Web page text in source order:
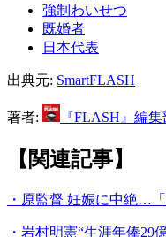
強制わいせつ
既婚者
日本代表
出典元: SmartFLASH
著者: 『FLASH』編集
【関連記事】
・原監督 妊娠に中絶…
・岩村明憲“生涯年俸